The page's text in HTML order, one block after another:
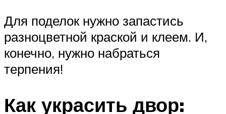
Для поделок нужно запастись
разноцветной краской и клеем. И,
конечно, нужно набраться
терпения!
Как украсить двор: